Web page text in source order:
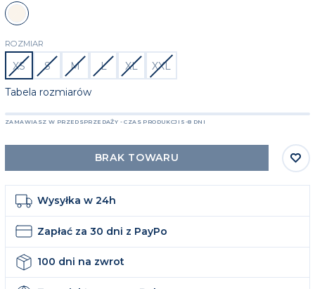
Beżowy
ROZMIAR
XS S M L XL XXL
Tabela rozmiarów
ZAMAWIASZ W PRZEDSPRZEDAŻY - CZAS PRODUKCJI 5-8 DNI
BRAK TOWARU
Wysyłka w 24h
Zapłać za 30 dni z PayPo
100 dni na zwrot